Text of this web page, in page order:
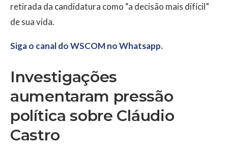
retirada da candidatura como “a decisão mais difícil”
de sua vida.
Siga o canal do WSCOM no Whatsapp.
Investigações
aumentaram pressão
política sobre Cláudio
Castro